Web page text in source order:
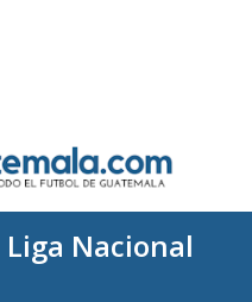
Nacional